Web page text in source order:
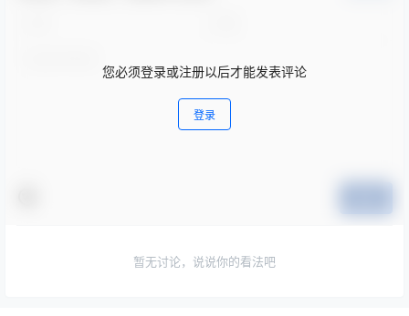
您必须登录或注册以后才能发表评论
登录
暂无讨论，说说你的看法吧